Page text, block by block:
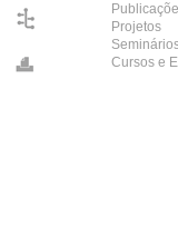
Projetos
Cursos e